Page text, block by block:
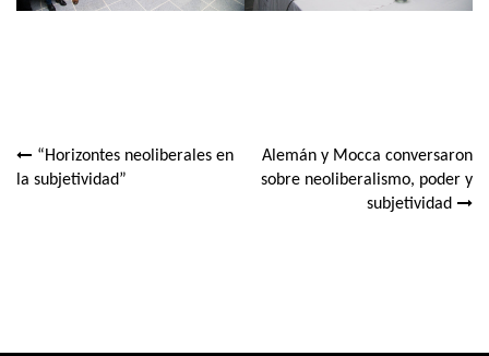
Navegación
“Horizontes neoliberales en
la subjetividad”
Alemán y Mocca conversaron
sobre neoliberalismo, poder y
subjetividad